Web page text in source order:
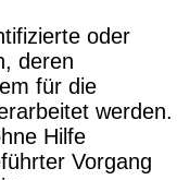
oder
deren
für die
werden.
Hilfe
Vorgang